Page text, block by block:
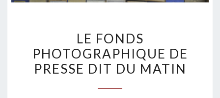
FONDS
PHOTOGRAPHIQUE
DE
LE FONDS
PHOTOGRAPHIQUE DE
PRESSE DIT DU MATIN